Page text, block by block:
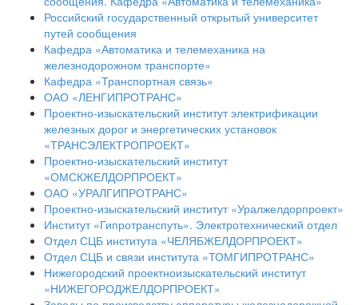
Российский государственный открытый университет
путей сообщения
Кафедра «Автоматика и телемеханика на
железнодорожном транспорте»
Кафедра «Транспортная связь»
ОАО «ЛЕНГИПРОТРАНС»
Проектно-изыскательский институт электрификации
железных дорог и энергетических установок
«ТРАНСЭЛЕКТРОПРОЕКТ»
Проектно-изыскательский институт
«ОМСКЖЕЛДОРПРОЕКТ»
ОАО «УРАЛГИПРОТРАНС»
Проектно-изыскательский институт «Уралжелдорпроект»
Институт «Гипротранспуть». Электротехнический отдел
Отдел СЦБ института «ЧЕЛЯБЖЕЛДОРПРОЕКТ»
Отдел СЦБ и связи института «ТОМГИПРОТРАНС»
Нижегородский проектноизыскательский институт
«НИЖЕГОРОДЖЕЛДОРПРОЕКТ»